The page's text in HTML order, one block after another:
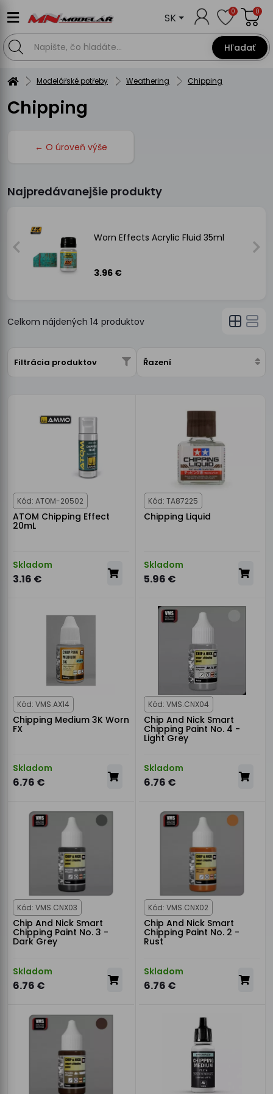
Hľadať
SK 0 0
Modelářské potřeby Weathering Chipping
Chipping
← O úroveň výše
Najpredávanejšie produkty
Worn Effects Acrylic Fluid 35ml
3.96 €
Celkom nájdených 14 produktov
Filtrácia produktov Řazení
Kód: ATOM-20502
ATOM Chipping Effect
20mL
Skladom
3.16 €
Kód: TA87225
Chipping Liquid
Skladom
5.96 €
Kód: VMS.AX14
Chipping Medium 3K Worn
FX
Skladom
6.76 €
Kód: VMS.CNX04
Chip And Nick Smart
Chipping Paint No. 4 -
Light Grey
Skladom
6.76 €
Kód: VMS.CNX03
Chip And Nick Smart
Chipping Paint No. 3 -
Dark Grey
Skladom
6.76 €
Kód: VMS.CNX02
Chip And Nick Smart
Chipping Paint No. 2 -
Rust
Skladom
6.76 €